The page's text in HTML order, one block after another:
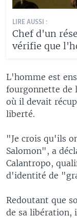
LIRE AUSSI :
Chef d'un
vérifie que
L'homme est
fourgonnette de
où il devait
liberté.
"Je crois qu'ils
Salomon", a
Calantropo,
d'identité de
Redoutant que
de sa libération,